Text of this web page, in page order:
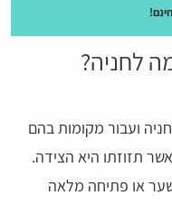
לחניה?
ועבור מקומות בהם
תזוזתו היא הצידה.
או פתיחה מלאה